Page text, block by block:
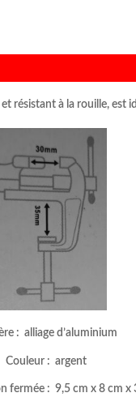
résistant à la rouille, est
: alliage d’aluminium
Couleur : argent
fermée : 9,5 cm x 8 cm x